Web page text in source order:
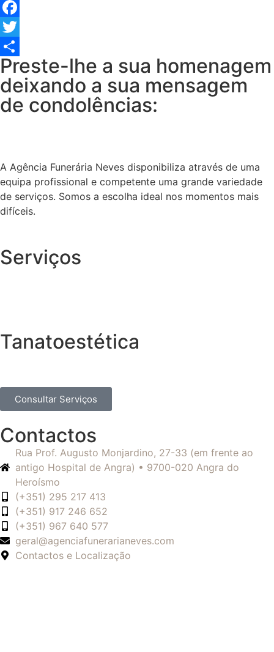
Facebook
Twitter
Share
Preste-lhe a sua homenagem
deixando a sua mensagem
de condolências:
A Agência Funerária Neves disponibiliza através de uma
equipa profissional e competente uma grande variedade
de serviços. Somos a escolha ideal nos momentos mais
difíceis.
Serviços
Tanatoestética
Consultar Serviços
Contactos
Rua Prof. Augusto Monjardino, 27-33 (em frente ao
antigo Hospital de Angra) • 9700-020 Angra do
Heroísmo
(+351) 295 217 413
(+351) 917 246 652
(+351) 967 640 577
geral@agenciafunerarianeves.com
Contactos e Localização